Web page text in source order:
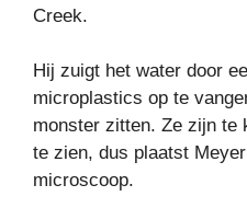
Creek.
Hij zuigt het water door
microplastics op te
monster zitten. Ze zijn te
te zien, dus plaatst
microscoop.